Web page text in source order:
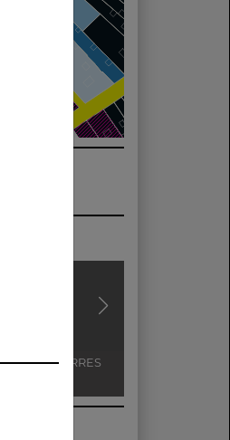
CASA SATORRES